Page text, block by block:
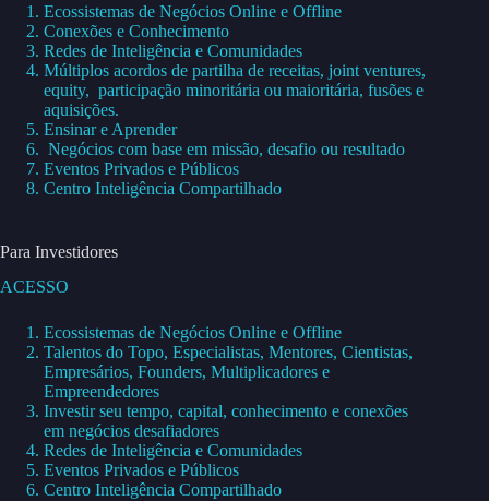
Ecossistemas de Negócios Online e Offline
Conexões e Conhecimento
Redes de Inteligência e Comunidades
Múltiplos acordos de partilha de receitas, joint ventures,
equity, participação minoritária ou maioritária, fusões e
aquisições.
Ensinar e Aprender
Negócios com base em missão, desafio ou resultado
Eventos Privados e Públicos
Centro Inteligência Compartilhado
Para Investidores
ACESSO
Ecossistemas de Negócios Online e Offline
Talentos do Topo, Especialistas, Mentores, Cientistas,
Empresários, Founders, Multiplicadores e
Empreendedores
Investir seu tempo, capital, conhecimento e conexões
em negócios desafiadores
Redes de Inteligência e Comunidades
Eventos Privados e Públicos
Centro Inteligência Compartilhado